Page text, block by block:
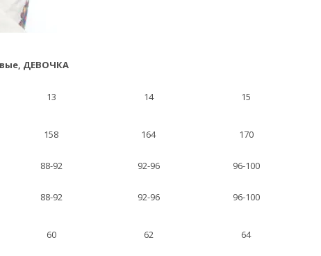
ДЕВОЧКА
13 14 15
158 164 170
88-92 92-96 96-100
88-92 92-96 96-100
60 62 64